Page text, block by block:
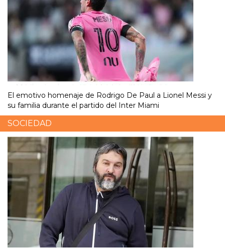
El emotivo homenaje de Rodrigo De Paul a Lionel Messi y
su familia durante el partido del Inter Miami
SOCIEDAD